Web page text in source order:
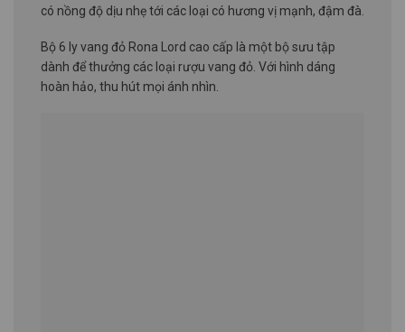
có nồng độ dịu nhẹ tới các loại có hương vị mạnh, đậm đà.
Bộ 6 ly vang đỏ Rona Lord cao cấp là một bộ sưu tập
dành để thưởng các loại rượu vang đỏ. Với hình dáng
hoàn hảo, thu hút mọi ánh nhìn.